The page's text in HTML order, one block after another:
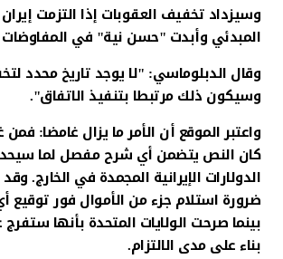
وسيزداد تخفيف العقوبات إذا التزمت إيران
المبدئي وأبدت "حسن نية" في المفاوضات
وقال الدبلوماسي: "لا يوجد تاريخ محدد
وسيكون ذلك مرتبطا بتنفيذ الاتفاق".
واعتبر الموقع أن الأمر ما يزال غامضا: فمن
كان النص يتضمن أي شرح مفصل لما
الدولارات الإيرانية المجمدة في الخارج.
ضرورة استلام جزء من الأموال فور توقيع
بينما صرحت الولايات المتحدة بأنها
بناء على مدى الالتزام.